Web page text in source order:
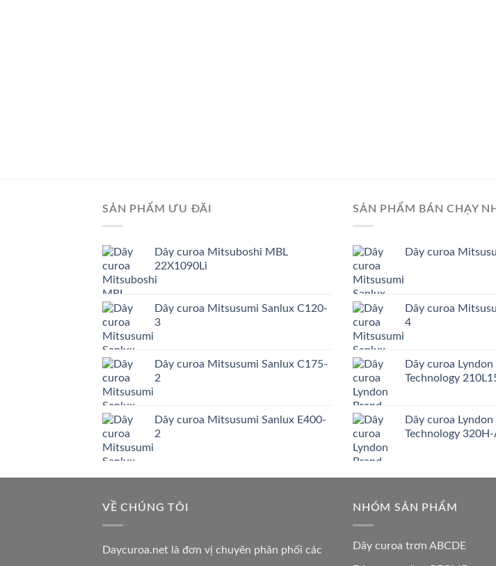
SẢN PHẨM ƯU ĐÃI
Dây curoa Mitsuboshi MBL
22X1090Li
Dây curoa Mitsusumi Sanlux C120-
3
Dây curoa Mitsusumi Sanlux C175-
2
Dây curoa Mitsusumi Sanlux E400-
2
SẢN PHẨM BÁN CHẠY
Dây curoa
Dây curoa
4
Dây curoa
Technology
Dây curoa
Technology 320H-
VỀ CHÚNG TÔI
Daycuroa.net là đơn vị chuyên phân phối các
NHÓM SẢN PHẨM
Dây curoa trơn ABCDE